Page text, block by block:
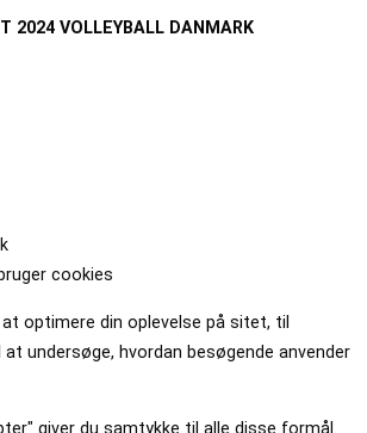
2024 VOLLEYBALL DANMARK
cookies
optimere din oplevelse på sitet, til
undersøge, hvordan besøgende anvender
giver du samtykke til alle disse formål.